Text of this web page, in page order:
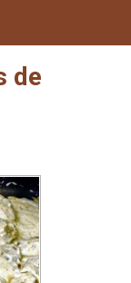
de